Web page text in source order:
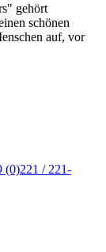
gehört
schönen
auf, vor
(0)221 / 221-